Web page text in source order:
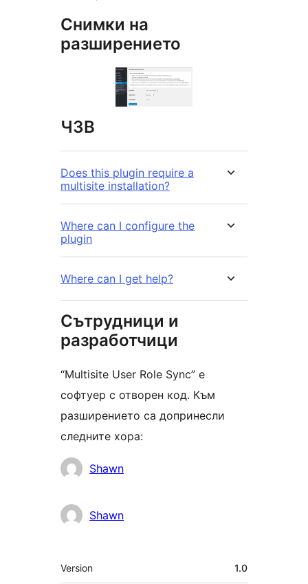
Снимки на
разширението
ЧЗВ
Does this plugin require a
multisite installation?
Where can I configure the
plugin
Where can I get help?
Сътрудници и
разработчици
“Multisite User Role Sync” е
софтуер с отворен код. Към
разширението са допринесли
следните хора:
Сътрудници
Shawn
Shawn
Мета
Version 1.0